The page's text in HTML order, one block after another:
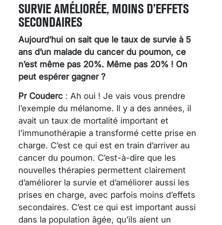
SURVIE AMÉLIORÉE, MOINS D’EFFETS
SECONDAIRES
Aujourd’hui on sait que le taux de survie à 5
ans d’un malade du cancer du poumon, ce
n’est même pas 20%. Même pas 20% ! On
peut espérer gagner ?
Pr Couderc : Ah oui ! Je vais vous prendre
l’exemple du mélanome. Il y a des années, il
avait un taux de mortalité important et
l’immunothérapie a transformé cette prise en
charge. C’est ce qui est en train d’arriver au
cancer du poumon. C’est-à-dire que les
nouvelles thérapies permettent clairement
d’améliorer la survie et d’améliorer aussi les
prises en charge, avec parfois moins d’effets
secondaires. C’est ce qui est important aussi
dans la population âgée, qu’ils aient un